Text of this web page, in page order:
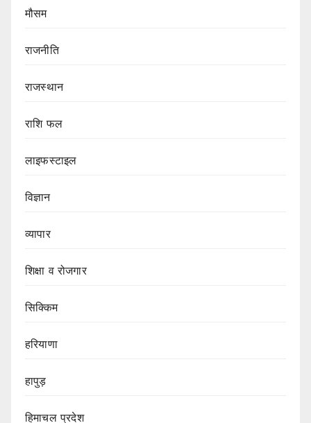
मौसम
राजनीति
राजस्थान
राशि फल
लाइफस्टाइल
विज्ञान
व्यापार
शिक्षा व रोजगार
सिक्किम
हरियाणा
हापुड़
हिमाचल प्रदेश